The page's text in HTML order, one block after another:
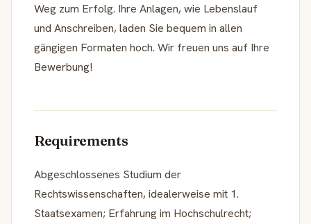
Weg zum Erfolg. Ihre Anlagen, wie Lebenslauf
und Anschreiben, laden Sie bequem in allen
gängigen Formaten hoch. Wir freuen uns auf Ihre
Bewerbung!
Requirements
Abgeschlossenes Studium der
Rechtswissenschaften, idealerweise mit 1.
Staatsexamen; Erfahrung im Hochschulrecht;